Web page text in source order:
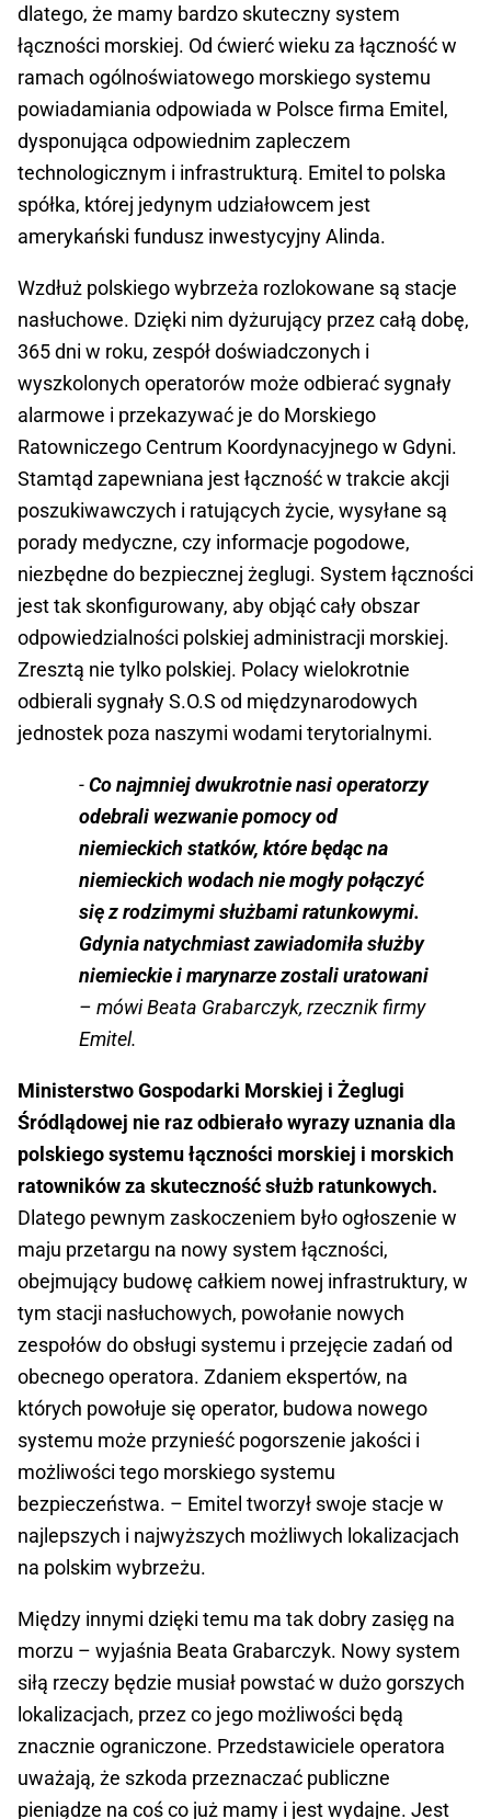
dlatego, że mamy bardzo skuteczny system
łączności morskiej. Od ćwierć wieku za łączność w
ramach ogólnoświatowego morskiego systemu
powiadamiania odpowiada w Polsce firma Emitel,
dysponująca odpowiednim zapleczem
technologicznym i infrastrukturą. Emitel to polska
spółka, której jedynym udziałowcem jest
amerykański fundusz inwestycyjny Alinda.
Wzdłuż polskiego wybrzeża rozlokowane są stacje
nasłuchowe. Dzięki nim dyżurujący przez całą dobę,
365 dni w roku, zespół doświadczonych i
wyszkolonych operatorów może odbierać sygnały
alarmowe i przekazywać je do Morskiego
Ratowniczego Centrum Koordynacyjnego w Gdyni.
Stamtąd zapewniana jest łączność w trakcie akcji
poszukiwawczych i ratujących życie, wysyłane są
porady medyczne, czy informacje pogodowe,
niezbędne do bezpiecznej żeglugi. System łączności
jest tak skonfigurowany, aby objąć cały obszar
odpowiedzialności polskiej administracji morskiej.
Zresztą nie tylko polskiej. Polacy wielokrotnie
odbierali sygnały S.O.S od międzynarodowych
jednostek poza naszymi wodami terytorialnymi.
-Co najmniej dwukrotnie nasi operatorzy
odebrali wezwanie pomocy od
niemieckich statków, które będąc na
niemieckich wodach nie mogły połączyć
się z rodzimymi służbami ratunkowymi.
Gdynia natychmiast zawiadomiła służby
niemieckie i marynarze zostali uratowani
– mówi Beata Grabarczyk, rzecznik firmy
Emitel.
Ministerstwo Gospodarki Morskiej i Żeglugi
Śródlądowej nie raz odbierało wyrazy uznania dla
polskiego systemu łączności morskiej i morskich
ratowników za skuteczność służb ratunkowych.
Dlatego pewnym zaskoczeniem było ogłoszenie w
maju przetargu na nowy system łączności,
obejmujący budowę całkiem nowej infrastruktury, w
tym stacji nasłuchowych, powołanie nowych
zespołów do obsługi systemu i przejęcie zadań od
obecnego operatora. Zdaniem ekspertów, na
których powołuje się operator, budowa nowego
systemu może przynieść pogorszenie jakości i
możliwości tego morskiego systemu
bezpieczeństwa. – Emitel tworzył swoje stacje w
najlepszych i najwyższych możliwych lokalizacjach
na polskim wybrzeżu.
Między innymi dzięki temu ma tak dobry zasięg na
morzu – wyjaśnia Beata Grabarczyk. Nowy system
siłą rzeczy będzie musiał powstać w dużo gorszych
lokalizacjach, przez co jego możliwości będą
znacznie ograniczone. Przedstawiciele operatora
uważają, że szkoda przeznaczać publiczne
pieniądze na coś co już mamy i jest wydajne. Jest